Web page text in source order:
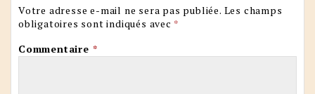
Votre adresse e-mail ne sera pas publiée. Les champs
obligatoires sont indiqués avec *
Commentaire *